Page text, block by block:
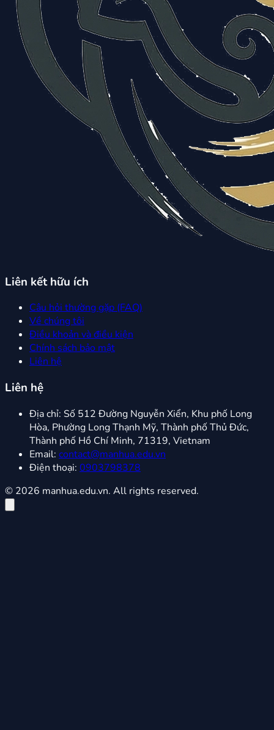
Liên kết hữu ích
Câu hỏi thường gặp (FAQ)
Về chúng tôi
Điều khoản và điều kiện
Chính sách bảo mật
Liên hệ
Liên hệ
Địa chỉ: Số 512 Đường Nguyễn Xiển, Khu phố Long
Hòa, Phường Long Thạnh Mỹ, Thành phố Thủ Đức,
Thành phố Hồ Chí Minh, 71319, Vietnam
Email: contact@manhua.edu.vn
Điện thoại: 0903798378
© 2026 manhua.edu.vn. All rights reserved.